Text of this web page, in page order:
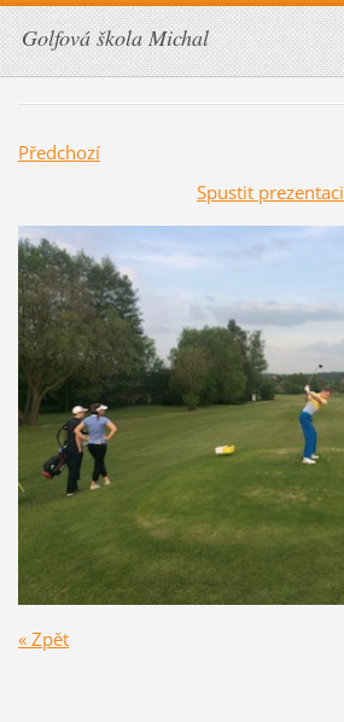
Golfová škola Michal
Předchozí
Spustit prezentaci
« Zpět